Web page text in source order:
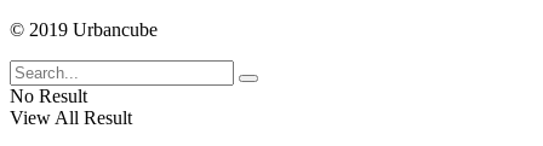
© 2019 Urbancube
No Result
View All Result